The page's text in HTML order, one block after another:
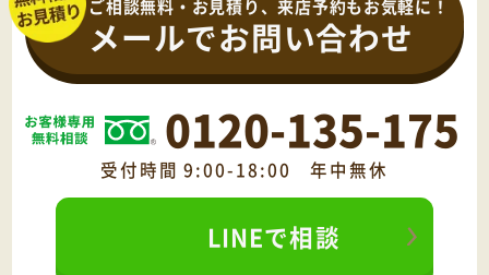
ご相談無料・お見積り、来店予約もお気軽に！
メールでお問い合わせ
0120-135-175
受付時間 9:00-18:00 年中無休
LINEで相談